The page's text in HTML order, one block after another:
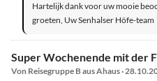
Hartelijk dank voor uw mooie
groeten, Uw Senhalser Höfe-team
Super Wochenende mit der
Von Reisegruppe B aus Ahaus ·